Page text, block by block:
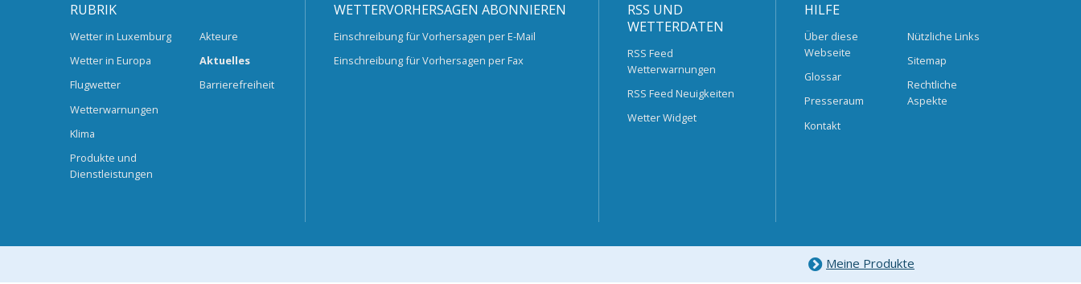
RUBRIK
Wetter in Luxemburg
Wetter in Europa
Flugwetter
Wetterwarnungen
Klima
Produkte und
Dienstleistungen
Akteure
Aktuelles
Barrierefreiheit
WETTERVORHERSAGEN ABONNIEREN
Einschreibung für Vorhersagen per E-Mail
Einschreibung für Vorhersagen per Fax
RSS UND
WETTERDATEN
RSS Feed
Wetterwarnungen
RSS Feed Neuigkeiten
Wetter Widget
HILFE
Über diese
Webseite
Glossar
Presseraum
Kontakt
Nützliche Links
Sitemap
Rechtliche
Aspekte
Meine Produkte